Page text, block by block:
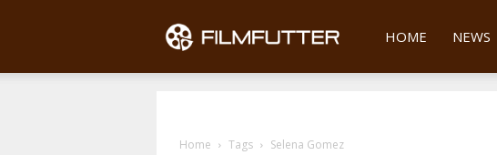
Filmfutter
HOME NEWS
Home Tags Selena Gomez